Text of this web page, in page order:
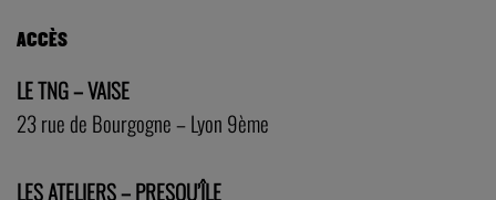
ACCÈS
LE TNG – VAISE
23 rue de Bourgogne – Lyon 9ème
LES ATELIERS – PRESQU’ÎLE